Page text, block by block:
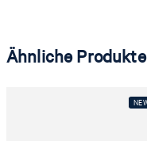
Ähnliche Produkte